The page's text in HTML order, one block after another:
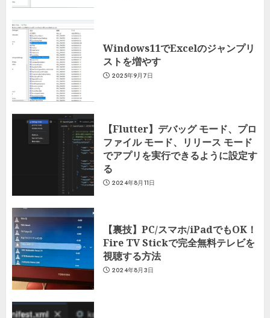
Windows11でExcelのジャンプリ
ストを増やす
2025年9月7日
【Flutter】デバッグ モード、プロ
ファイル モード、リリース モード
でアプリを実行できるように設定す
る
2024年8月11日
【裏技】PC/スマホ/iPadでもOK！
Fire TV Stickで完全無料テレビを
視聴する方法
2024年8月3日